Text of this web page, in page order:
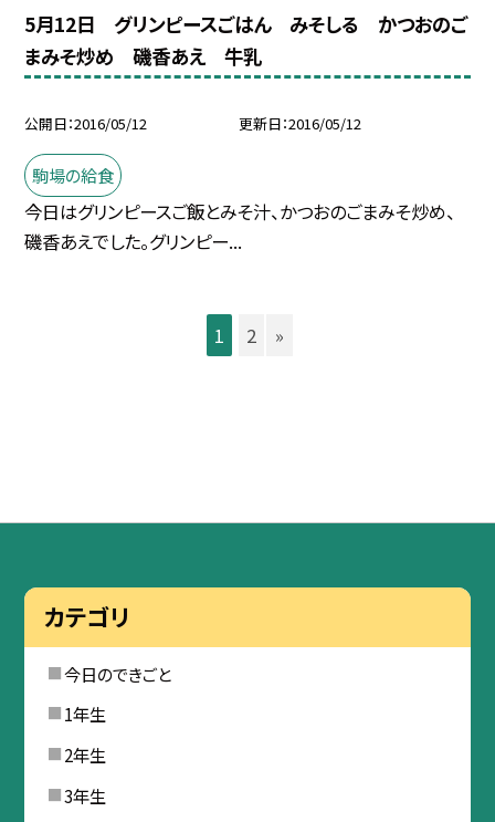
5月12日 グリンピースごはん みそしる かつおのご
まみそ炒め 磯香あえ 牛乳
公開日 2016/05/12 更新日 2016/05/12
駒場の給食
今日はグリンピースご飯とみそ汁、かつおのごまみそ炒め、
磯香あえでした。グリンピー...
1 2 »
カテゴリ
今日のできごと
1年生
2年生
3年生